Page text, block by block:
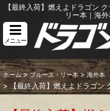
【最終入荷】燃えよドラゴン
リー本｜海
メニュー
ホーム > ブルース・リー本 > 海外本
> 【最終入荷】燃えよドラゴン